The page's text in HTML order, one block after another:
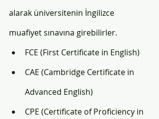
alarak üniversitenin İngilizce
muafiyet sınavına girebilirler.
FCE (First Certificate in English)
CAE (Cambridge Certificate in
Advanced English)
CPE (Certificate of Proficiency in